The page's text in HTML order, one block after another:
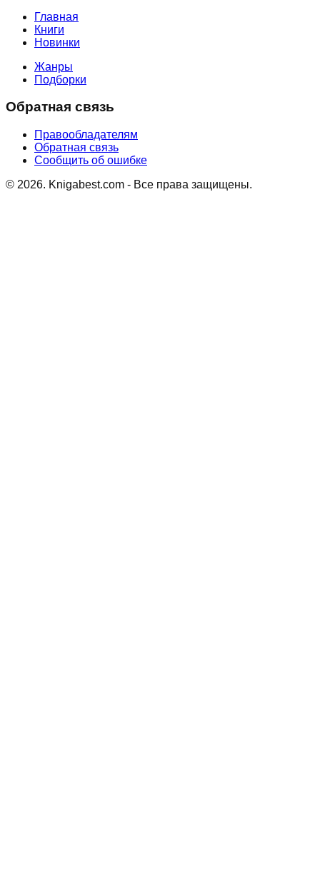
Главная
Книги
Новинки
Жанры
Подборки
Обратная связь
Правообладателям
Обратная связь
Сообщить об ошибке
© 2026. Knigabest.com - Все права защищены.